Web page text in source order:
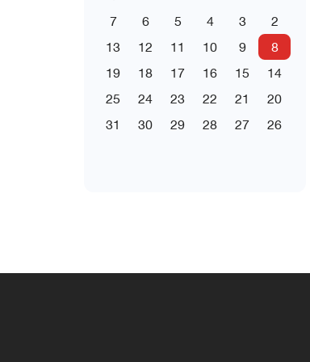
2
3
4
5
6
7
8
9
10
11
12
13
14
15
16
17
18
19
20
21
22
23
24
25
26
27
28
29
30
31